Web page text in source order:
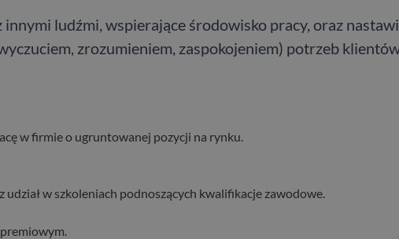
ludźmi, wspierające środowisko pracy, oraz
zrozumieniem, zaspokojeniem) potrzeb
w firmie o ugruntowanej pozycji na rynku.
w szkoleniach podnoszących kwalifikacje zawodowe.